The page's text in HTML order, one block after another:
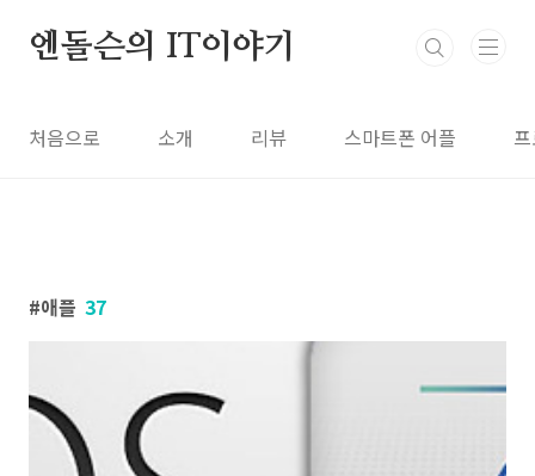
엔돌슨의 IT이야기
처음으로 소개 리뷰 스마트폰 어플
애플 37